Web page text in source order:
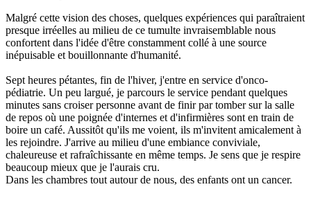
Malgré cette vision des choses, quelques expériences qui paraîtraient
presque irréelles au milieu de ce tumulte invraisemblable nous
confortent dans l'idée d'être constamment collé à une source
inépuisable et bouillonnante d'humanité.
Sept heures pétantes, fin de l'hiver, j'entre en service d'onco-
pédiatrie. Un peu largué, je parcours le service pendant quelques
minutes sans croiser personne avant de finir par tomber sur la salle
de repos où une poignée d'internes et d'infirmières sont en train de
boire un café. Aussitôt qu'ils me voient, ils m'invitent amicalement à
les rejoindre. J'arrive au milieu d'une embiance conviviale,
chaleureuse et rafraîchissante en même temps. Je sens que je respire
beaucoup mieux que je l'aurais cru.
Dans les chambres tout autour de nous, des enfants ont un cancer.